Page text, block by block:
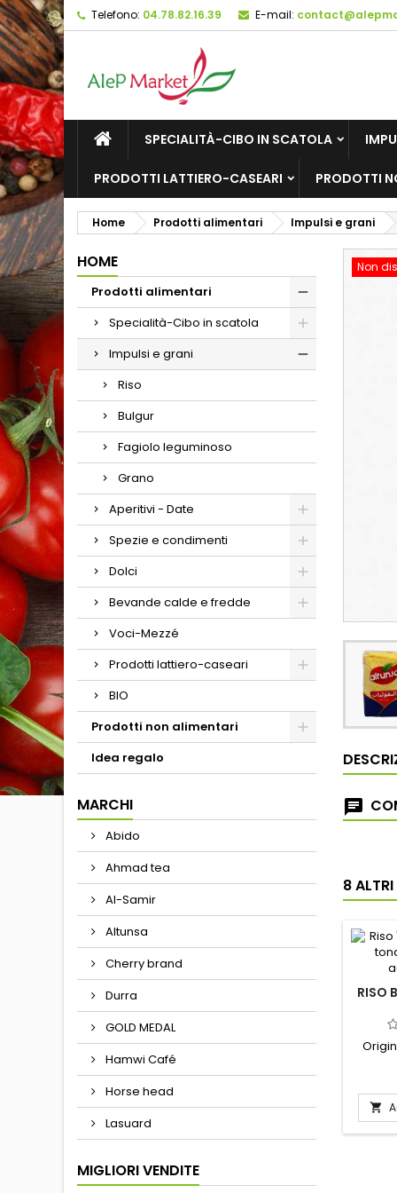
Telefono: 04.78.82.16.39 E-mail:
SPECIALITÀ-CIBO IN SCATOLA
PRODOTTI LATTIERO-CASEARI PRODOTTI
Home Prodotti alimentari Impulsi e grani
HOME
Prodotti alimentari
Specialità-Cibo in scatola
Impulsi e grani
Riso
Bulgur
Fagiolo leguminoso
Grano
Aperitivi - Date
Spezie e condimenti
Dolci
Bevande calde e fredde
Voci-Mezzé
Prodotti lattiero-caseari
BIO
Prodotti non alimentari
Idea regalo
MARCHI
Abido
Ahmad tea
Al-Samir
Altunsa
Cherry brand
Durra
GOLD MEDAL
Hamwi Café
Horse head
Lasuard
MIGLIORI VENDITE
Non
8
RISO
